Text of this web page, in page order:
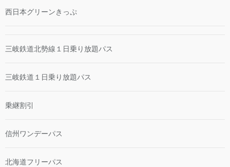
西日本グリーンきっぷ
三岐鉄道北勢線１日乗り放題パス
三岐鉄道１日乗り放題パス
乗継割引
信州ワンデーパス
北海道フリーパス